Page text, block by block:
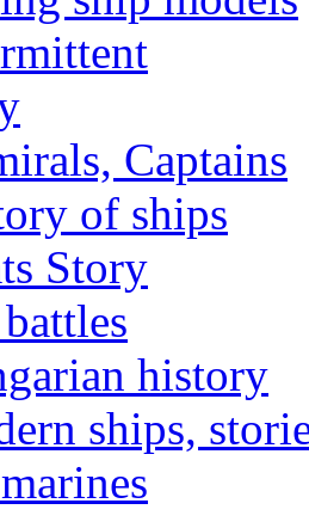
Captains
of ships
Story
history
ships,